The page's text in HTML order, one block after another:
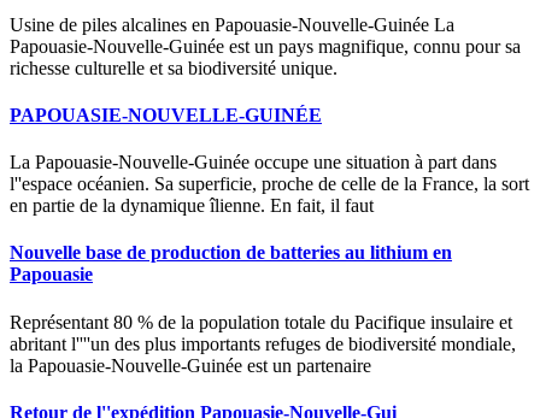
Usine de piles alcalines en Papouasie-Nouvelle-Guinée La
Papouasie-Nouvelle-Guinée est un pays magnifique, connu pour sa
richesse culturelle et sa biodiversité unique.
PAPOUASIE-NOUVELLE-GUINÉE
La Papouasie-Nouvelle-Guinée occupe une situation à part dans
l''espace océanien. Sa superficie, proche de celle de la France, la sort
en partie de la dynamique îlienne. En fait, il faut
Nouvelle base de production de batteries au lithium en
Papouasie
Représentant 80 % de la population totale du Pacifique insulaire et
abritant l''''un des plus importants refuges de biodiversité mondiale,
la Papouasie-Nouvelle-Guinée est un partenaire
Retour de l''expédition Papouasie-Nouvelle-Gui